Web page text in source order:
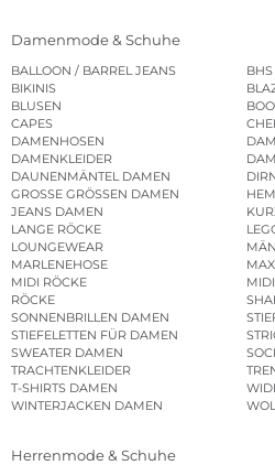
Damenmode & Schuhe
BALLOON / BARREL JEANS
BHS
BIKINIS
BLUSEN
CAPES
DAMENHOSEN
DAMENKLEIDER
DAUNENMÄNTEL DAMEN
GROSSE GRÖSSEN DAMEN
JEANS DAMEN
LANGE RÖCKE
LOUNGEWEAR
MARLENEHOSE
MIDI RÖCKE
RÖCKE
SONNENBRILLEN DAMEN
STIEFELETTEN FÜR DAMEN
SWEATER DAMEN
TRACHTENKLEIDER
T-SHIRTS DAMEN
WINTERJACKEN DAMEN
Herrenmode & Schuhe